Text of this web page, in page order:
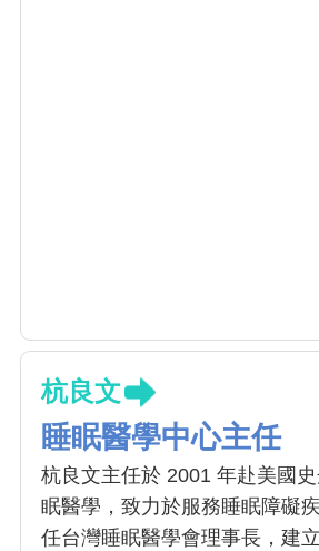
杭良文
睡眠醫學中心主任
杭良文主任於 2001 年赴美國
眠醫學，致力於服務睡眠障礙
任台灣睡眠醫學會理事長，建